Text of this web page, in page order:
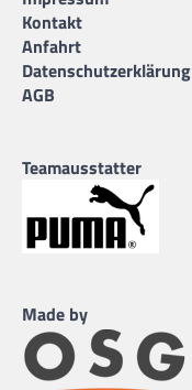
Kontakt
Anfahrt
Datenschutzerklärung
AGB
Teamausstatter
Made by